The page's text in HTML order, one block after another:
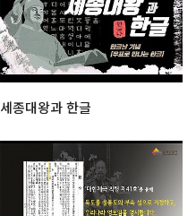
세종대왕과 한글